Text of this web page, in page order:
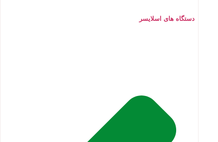
دستگاه های اسلایسر